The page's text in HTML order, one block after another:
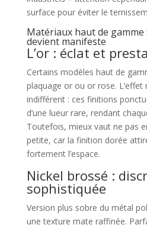
surface pour éviter le
Matériaux haut de
devient manifeste
L’or : éclat et
Certains modèles haut de
plaquage or ou or rose. L’effet
indifférent : ces finitions
d’une lueur rare, rendant
Toutefois, mieux vaut ne pas
petite, car la finition dorée
fortement l’espace.
Nickel brossé :
sophistiquée
Version plus sobre du métal
une texture mate raffinée.